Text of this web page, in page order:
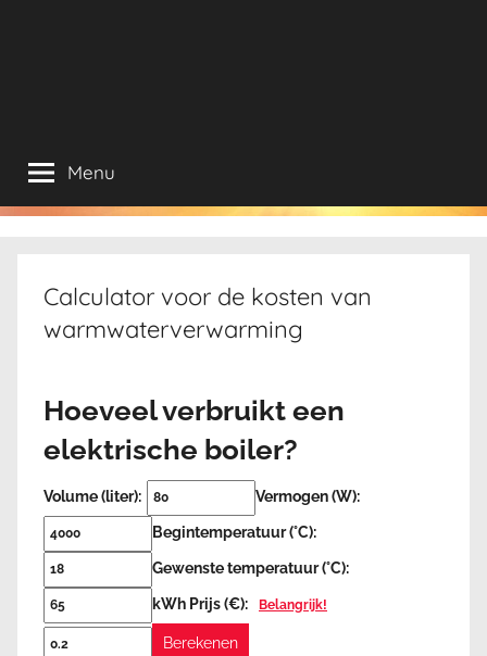
Menu
Calculator voor de kosten van
warmwaterverwarming
Hoeveel verbruikt een
elektrische boiler?
Volume (liter): Vermogen (W):
Begintemperatuur (°C):
Gewenste temperatuur (°C):
kWh Prijs (€): Belangrijk!
Berekenen